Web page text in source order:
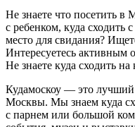
Не знаете что посетить в
с ребенком, куда сходить
место для свидания?
Интересуетесь активным
Не знаете куда сходить
Кудамоскоу — это
Москвы. Мы знаем куда
с парнем или большой